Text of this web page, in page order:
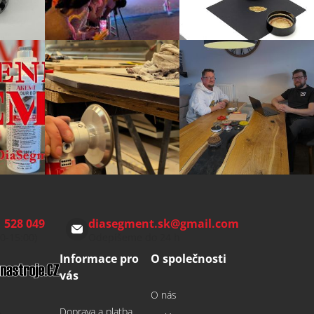
528 049 diasegment.sk@gmail.com
Informace pro
vás
O společnosti
O nás